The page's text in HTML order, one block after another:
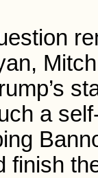
a
finish